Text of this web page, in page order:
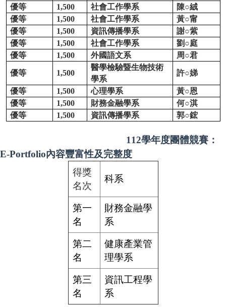
優等 1,500 社會工作學系
陳○絨
優等
1,500 社會工作學系
黃○甯
優等
1,500 資訊傳播學系
謝○紫
優等
1,500 社會工作學系
劉○庭
優等
1,500 外國語文系 周○君
優等 1,500
醫學檢驗暨生物技術
學系
許○娣
優等 1,500 心理學系
黃○恩
優等
1,500 財務金融學系
何○淇
優等
1,500 資訊傳播學系 郭○鋐
112學年度團體競賽：
E-Portfolio內容豐富性及完整度
得獎
名次
科系
第一
名
財務金融學
系
第二
名
健康產業管
理學系
第三
名
資訊工程學
系